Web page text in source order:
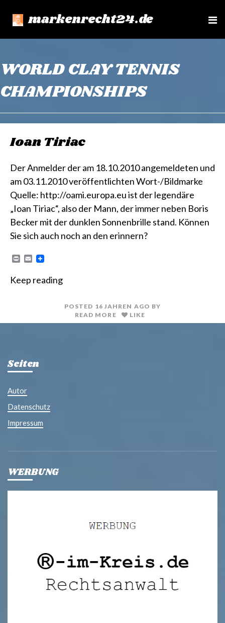
markenrecht24.de
e
WORLD CLAY TENNIS
CHAMPIONSHIPS
Ioan Tiriac
Der Anmelder der am 18.10.2010 angemeldeten und
am 03.11.2010 veröffentlichten Wort-/Bildmarke
Quelle: http://oami.europa.eu ist der legendäre
„Ioan Tiriac“, also der Mann, der immer neben Boris
Becker mit der dunklen Sonnenbrille stand. Können
Sie sich auch noch an den erinnern?
n
E
i
Keep reading
POSTED 16 JAHREN AGO BY
READ MORE
LIKE
Seiten
Autor
Datenschutz
Impressum
WERBUNG